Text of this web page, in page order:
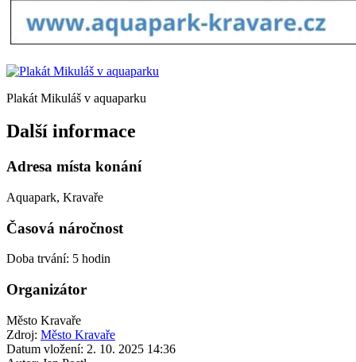
Plakát Mikuláš v aquaparku
Další informace
Adresa místa konání
Aquapark, Kravaře
Časová náročnost
Doba trvání: 5 hodin
Organizátor
Město Kravaře
Zdroj: Město Kravaře
Datum vložení: 2. 10. 2025 14:36